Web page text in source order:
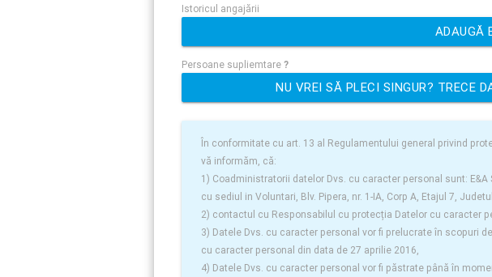
Istoricul angajării
ADAUGĂ
Persoane supliemtare?
NU VREI SĂ PLECI SINGUR? TRECE
În conformitate cu art. 13 al Regulamentului general privind
vă informăm, că:
1) Coadministratorii datelor Dvs. cu caracter personal sunt: E&A
cu sediul in Voluntari, Blv. Pipera, nr. 1-IA, Corp A, Etajul 7,
2) contactul cu Responsabilul cu protecția Datelor cu caracter
3) Datele Dvs. cu caracter personal vor fi prelucrate în scopuri
cu caracter personal din data de 27 aprilie 2016,
4) Datele Dvs. cu caracter personal vor fi păstrate până în